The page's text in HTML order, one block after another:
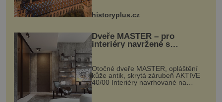
na něm dal mimořádně záležet. Jeho
stavební plány by při ...
historyplus.cz
Dveře MASTER – pro
interiéry navržené s
rozumem i vášní!
Otočné dveře MASTER, opláštění
kůže antik, skrytá zárubeň AKTIVE
40/00 Interiéry navrhované na
zakázku často vyžadují atypické
rozměry nejen nábytku, ale i